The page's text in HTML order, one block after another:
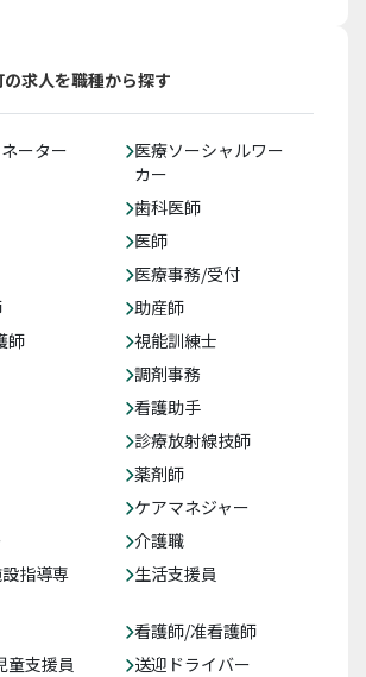
求人を職種から探す
ーター
医療ソーシャルワー
カー
歯科医師
医師
医療事務/受付
助産師
師
視能訓練士
調剤事務
看護助手
診療放射線技師
薬剤師
ケアマネジャー
介護職
指導専
生活支援員
看護師/准看護師
童支援員
送迎ドライバー